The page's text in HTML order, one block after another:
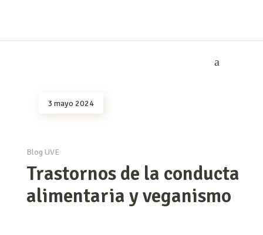
3 mayo 2024
Blog UVE
Trastornos de la conducta
alimentaria y veganismo